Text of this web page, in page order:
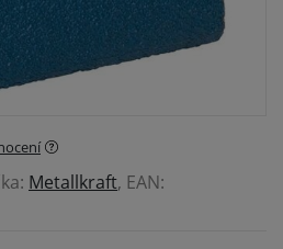
Metallkraft, EAN: